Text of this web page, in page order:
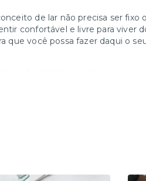
de lar não precisa ser fixo
confortável e livre para viver
que você possa fazer daqui o
possui mobilia completa e ar
| Piscina
feito via link de liberação, esse